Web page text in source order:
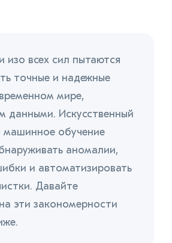
изо всех сил пытаются
точные и надежные
мире,
данными. Искусственный
машинное обучение
аномалии,
и автоматизировать
Давайте
эти закономерности